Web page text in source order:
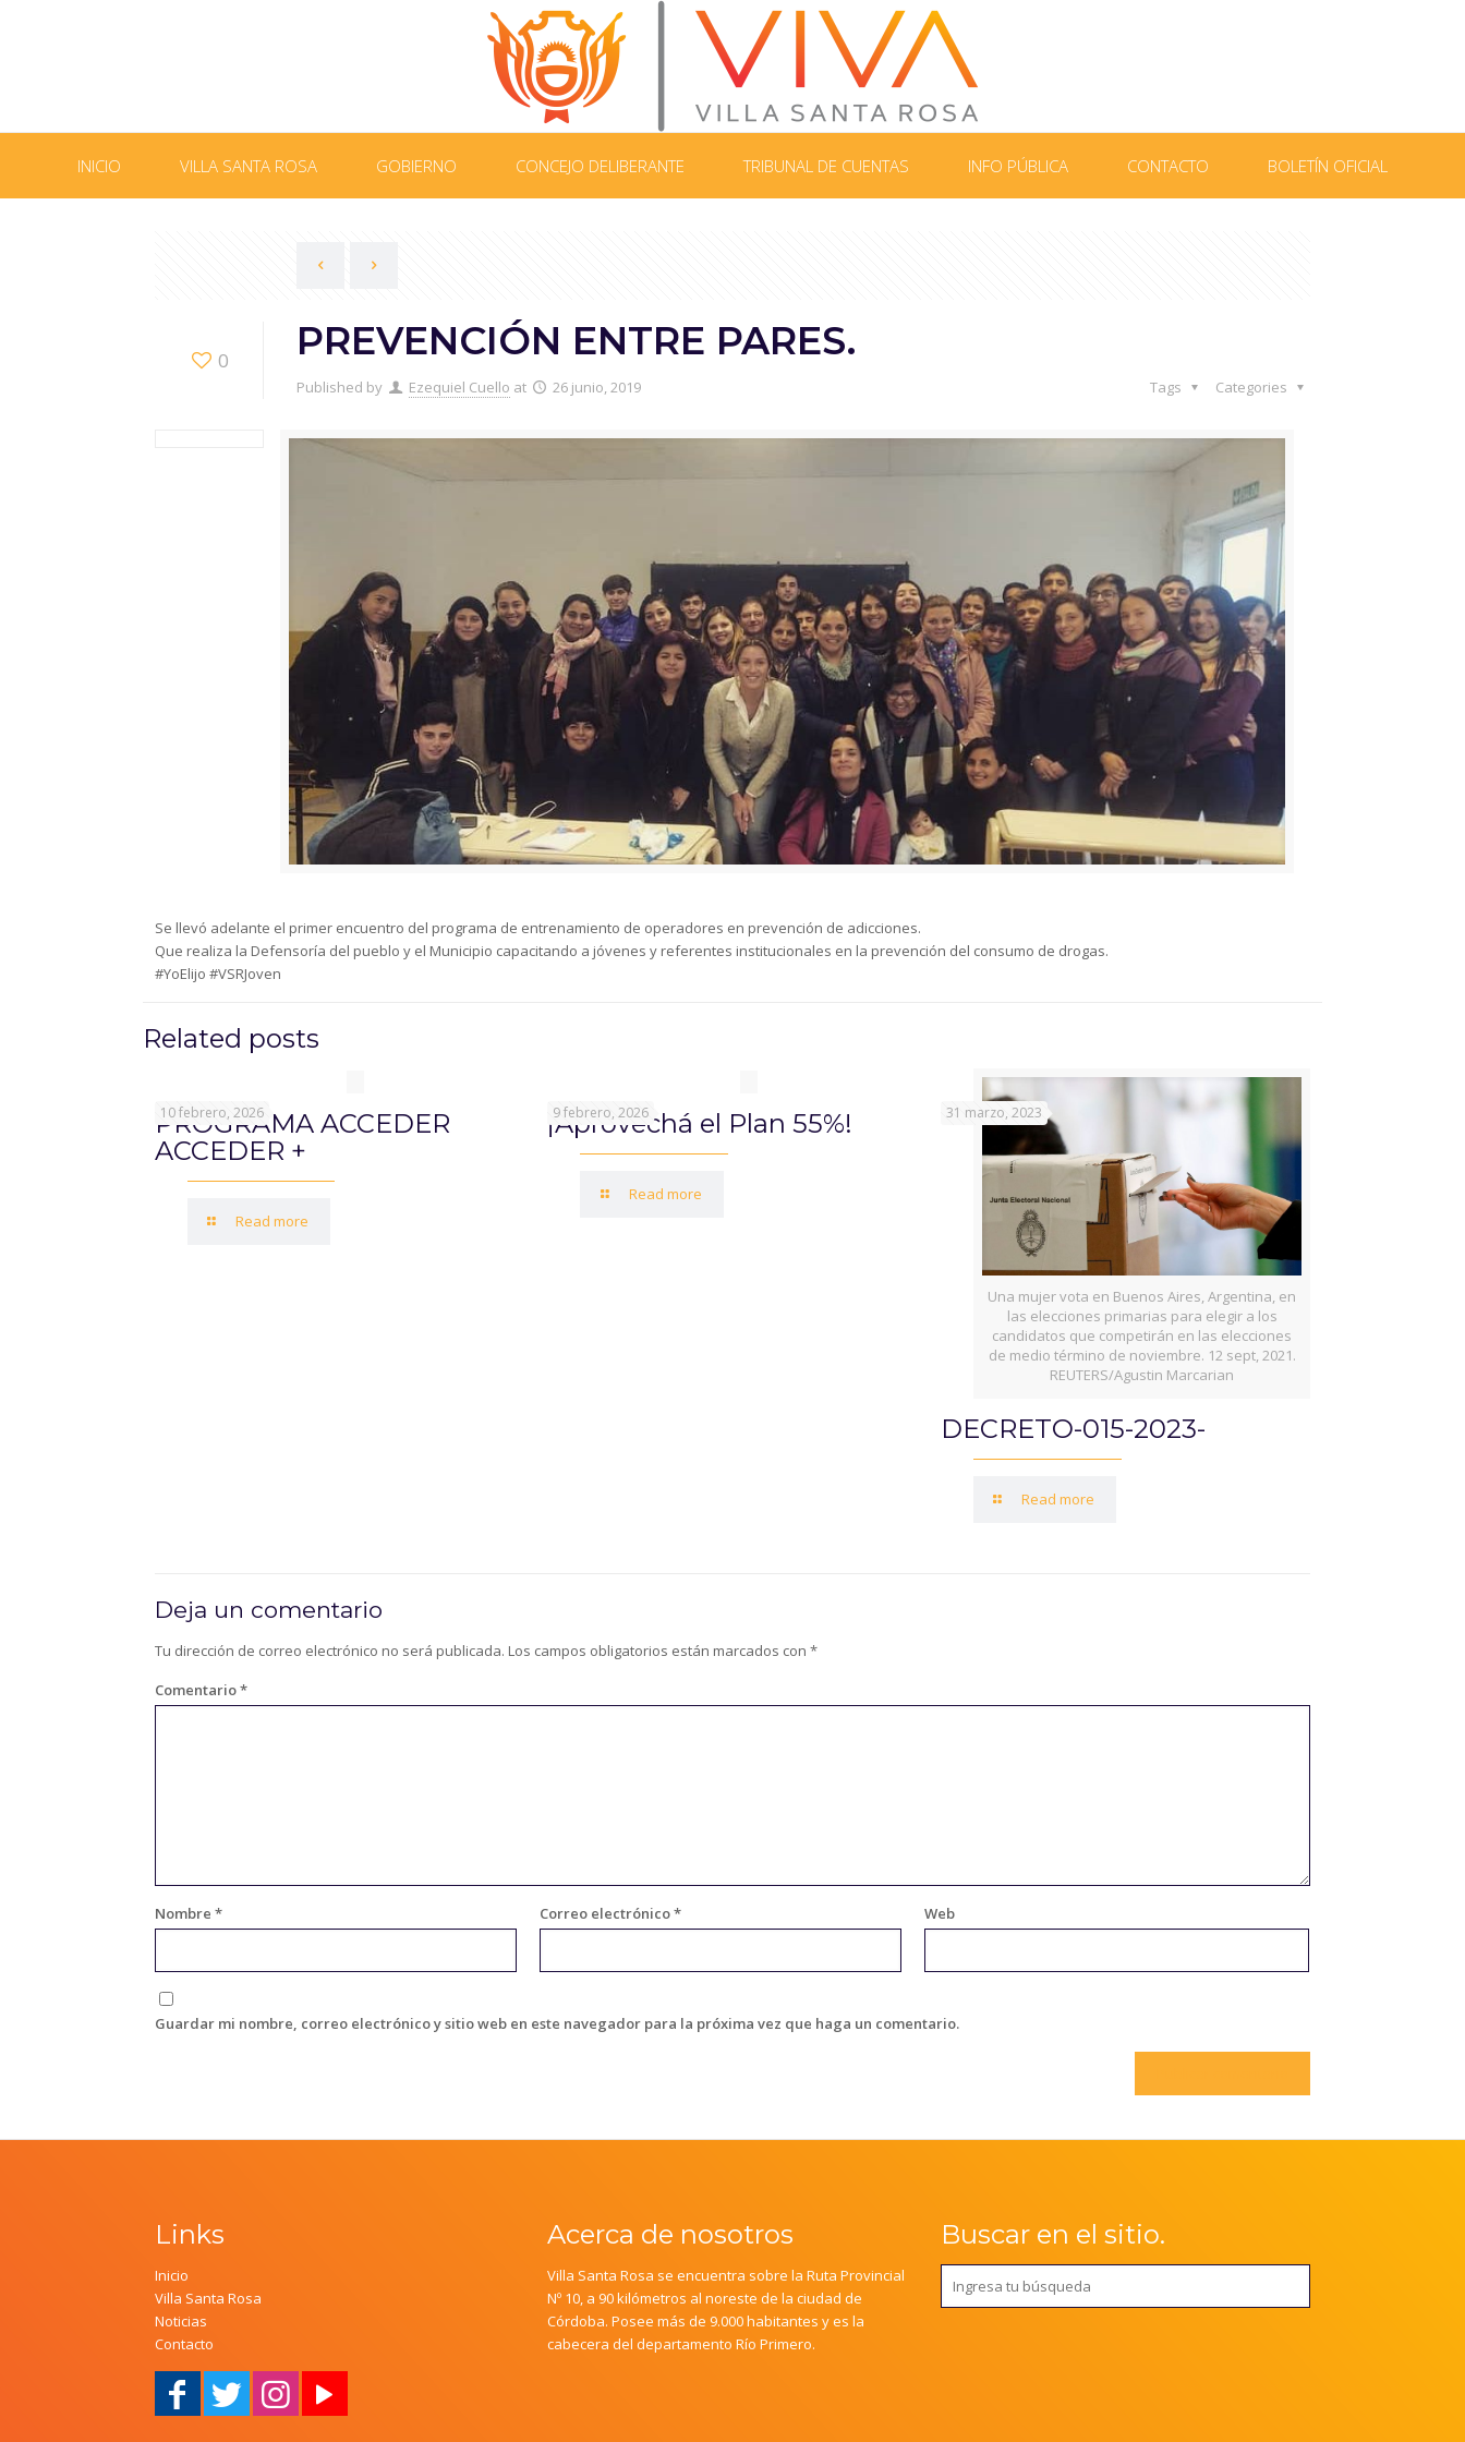
INICIO VILLA SANTA ROSA GOBIERNO CONCEJO DELIBERANTE TRIBUNAL DE CUENTAS INFO PÚBLICA CONTACTO BOLETÍN OFICIAL
0 PREVENCIÓN ENTRE PARES.
Published by Ezequiel Cuello at 26 junio, 2019 Categories
Tags
Se llevó adelante el primer encuentro del programa de entrenamiento de operadores en prevención de adicciones.
Que realiza la Defensoría del pueblo y el Municipio capacitando a jóvenes y referentes institucionales en la prevención del consumo de drogas.
#YoElijo #VSRJoven
Related posts
10 febrero, 2026
PROGRAMA ACCEDER
ACCEDER +
Read more
9 febrero, 2026
¡Aprovechá el Plan 55%!
Read more
Una mujer vota en Buenos Aires, Argentina, en
las elecciones primarias para elegir a los
candidatos que competirán en las elecciones
de medio término de noviembre. 12 sept, 2021.
REUTERS/Agustin Marcarian
31 marzo, 2023
DECRETO-015-2023-
Read more
Deja un comentario
Tu dirección de correo electrónico no será publicada. Los campos obligatorios están marcados con *
Comentario*
Nombre * Correo electrónico* Web
Guardar mi nombre, correo electrónico y sitio web en este navegador para la próxima vez que haga un comentario.
Links
Inicio
Villa Santa Rosa
Noticias
Contacto
Acerca de nosotros
Villa Santa Rosa se encuentra sobre la Ruta Provincial
Nº 10, a 90 kilómetros al noreste de la ciudad de
Córdoba. Posee más de 9.000 habitantes y es la
cabecera del departamento Río Primero.
Buscar en el sitio.